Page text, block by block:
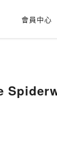
會員中心